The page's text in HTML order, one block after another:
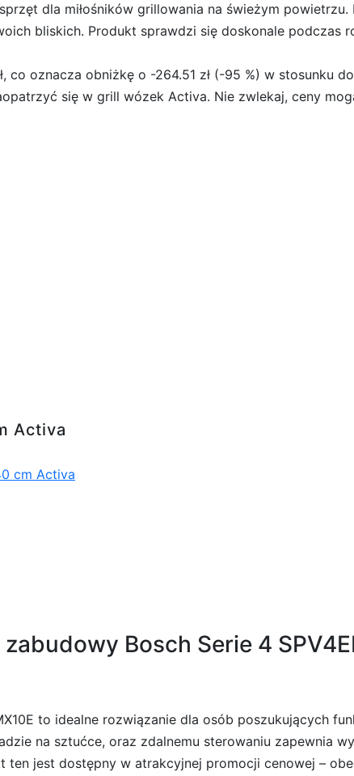
dla miłośników grillowania na świeżym
bliskich. Produkt sprawdzi się doskonale podczas
co oznacza obniżkę o -264.51 zł (-95 %) w stosunku
się w grill wózek Activa. Nie zwlekaj, ceny
Activa
cm Activa
Bosch Serie 4
to idealne rozwiązanie dla osób poszukujących
na sztućce, oraz zdalnemu sterowaniu zapewnia
jest dostępny w atrakcyjnej promocji cenowej –